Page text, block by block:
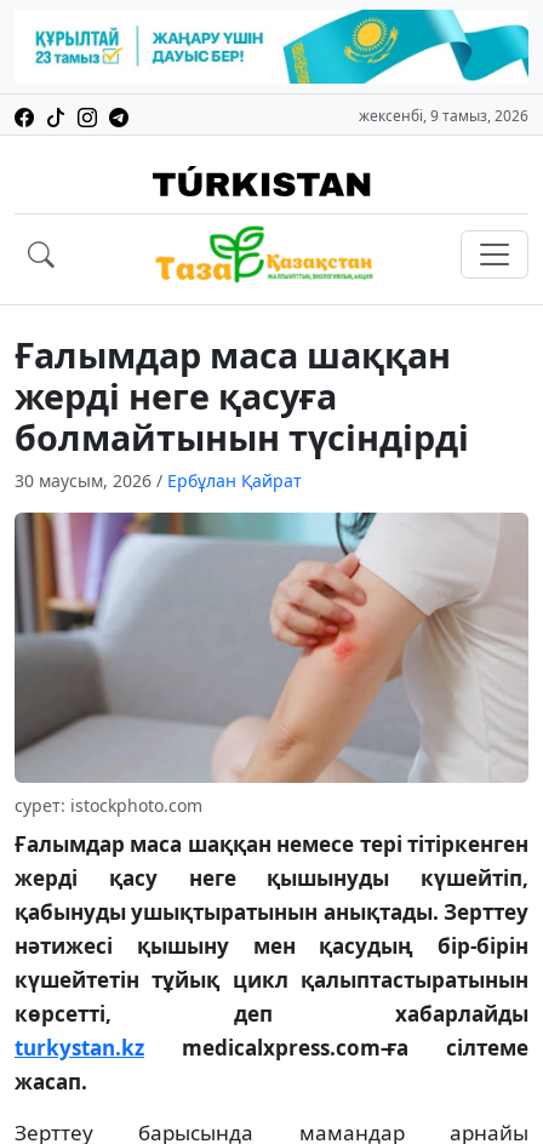
жексенбі, 9 тамыз, 2026
Ғалымдар маса шаққан
жерді неге қасуға
болмайтынын түсіндірді
30 маусым, 2026 / Ербұлан Қайрат
сурет: istockphoto.com
Ғалымдар маса шаққан немесе тері тітіркенген
жерді қасу неге қышынуды күшейтіп,
қабынуды ушықтыратынын анықтады. Зерттеу
нәтижесі қышыну мен қасудың бір-бірін
күшейтетін тұйық цикл қалыптастыратынын
көрсетті, деп хабарлайды
turkystan.kz medicalxpress.com-ға сілтеме
жасап.
Зерттеу барысында мамандар арнайы